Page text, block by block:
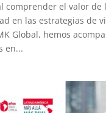
comprender el valor de
en las estrategias de
Global, hemos
en...